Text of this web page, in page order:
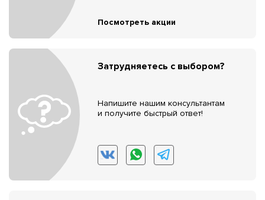
Посмотреть акции
Затрудняетесь с выбором?
Напишите нашим консультантам
и получите быстрый ответ!